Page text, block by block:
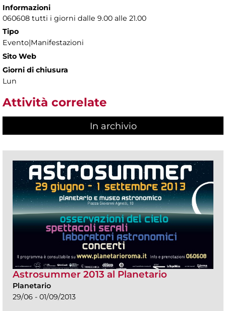
Informazioni
060608 tutti i giorni dalle 9.00 alle 21.00
Tipo
Evento|Manifestazioni
Sito Web
Giorni di chiusura
Lun
Attività correlate
In archivio
Astrosummer 2013 al Planetario
Planetario
29/06 - 01/09/2013